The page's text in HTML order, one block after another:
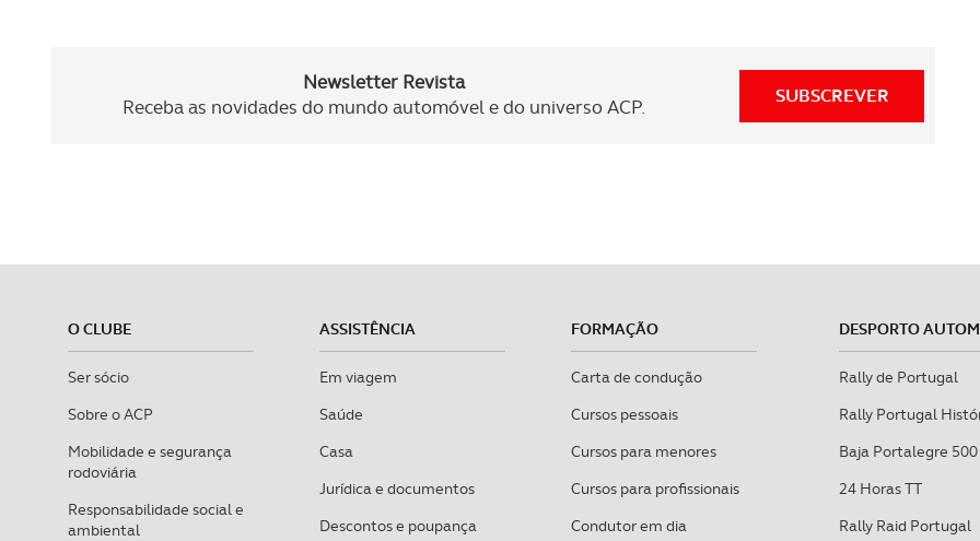
Newsletter Revista
Receba as novidades do mundo automóvel e do universo ACP.
SUBSCREVER
O CLUBE
Ser sócio
Sobre o ACP
Mobilidade e segurança
rodoviária
Responsabilidade social e
ambiental
ASSISTÊNCIA
Em viagem
Saúde
Casa
Jurídica e documentos
Descontos e poupança
FORMAÇÃO
Carta de condução
Cursos pessoais
Cursos para menores
Cursos para profissionais
Condutor em dia
DESPORTO
Rally de Portugal
Rally Portugal
Baja Portalegre 500
24 Horas TT
Rally Raid Portugal